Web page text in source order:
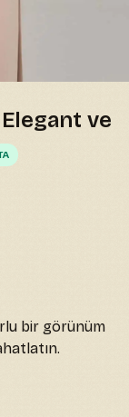
Elegant ve
bir görünüm